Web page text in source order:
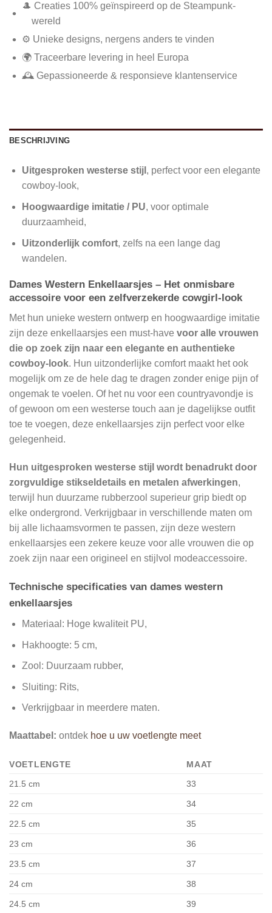
🎩 Creaties 100% geïnspireerd op de Steampunk-
wereld
⚙️ Unieke designs, nergens anders te vinden
🌍 Traceerbare levering in heel Europa
🕰️ Gepassioneerde & responsieve klantenservice
BESCHRIJVING
Uitgesproken westerse stijl , perfect voor een elegante
cowboy-look,
Hoogwaardige imitatie / PU, voor optimale
duurzaamheid,
Uitzonderlijk comfort, zelfs na een lange dag
wandelen.
Dames Western Enkellaarsjes – Het onmisbare
accessoire voor een zelfverzekerde cowgirl-look
Met hun unieke western ontwerp en hoogwaardige imitatie
zijn deze enkellaarsjes een must-have voor alle vrouwen
die op zoek zijn naar een elegante en authentieke
cowboy-look. Hun uitzonderlijke comfort maakt het ook
mogelijk om ze de hele dag te dragen zonder enige pijn of
ongemak te voelen. Of het nu voor een countryavondje is
of gewoon om een ​​westerse touch aan je dagelijkse outfit
toe te voegen, deze enkellaarsjes zijn perfect voor elke
gelegenheid.
Hun uitgesproken westerse stijl wordt benadrukt door
zorgvuldige stikseldetails en metalen afwerkingen,
terwijl hun duurzame rubberzool superieur grip biedt op
elke ondergrond. Verkrijgbaar in verschillende maten om
bij alle lichaamsvormen te passen, zijn deze western
enkellaarsjes een zekere keuze voor alle vrouwen die op
zoek zijn naar een origineel en stijlvol modeaccessoire.
Technische specificaties van dames western
enkellaarsjes
Materiaal: Hoge kwaliteit PU,
Hakhoogte: 5 cm,
Zool: Duurzaam rubber,
Sluiting: Rits,
Verkrijgbaar in meerdere maten.
Maattabel: ontdek hoe u uw voetlengte meet
VOETLENGTE
MAAT
21.5 cm
33
22 cm 34
22.5 cm 35
23 cm 36
23.5 cm 37
24 cm 38
24.5 cm 39